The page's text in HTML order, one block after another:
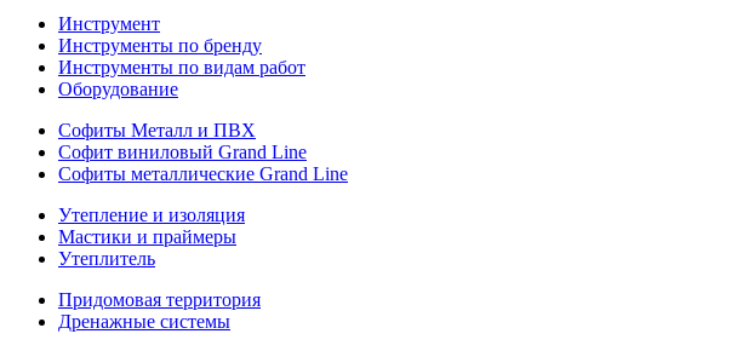
Инструмент
Инструменты по бренду
Инструменты по видам работ
Оборудование
Софиты Металл и ПВХ
Софит виниловый Grand Line
Софиты металлические Grand Line
Утепление и изоляция
Мастики и праймеры
Утеплитель
Придомовая территория
Дренажные системы